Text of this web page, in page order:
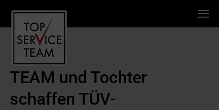
TEAM und Tochter
schaffen TÜV-